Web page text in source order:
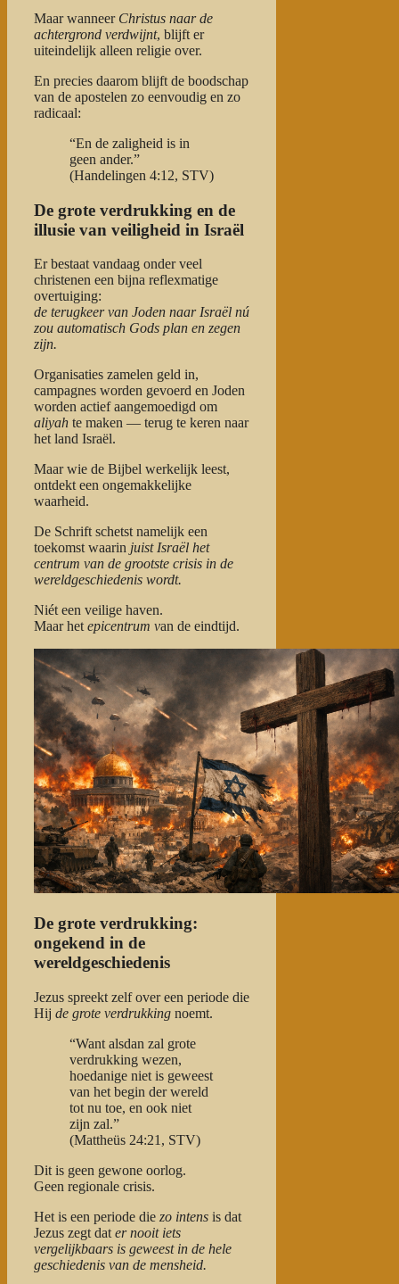
Maar wanneer Christus naar de
achtergrond verdwijnt, blijft er
uiteindelijk alleen religie over.
En precies daarom blijft de boodschap
van de apostelen zo eenvoudig en zo
radicaal:
“En de zaligheid is in
geen ander.”
(Handelingen 4:12, STV)
De grote verdrukking en de
illusie van veiligheid in Israël
Er bestaat vandaag onder veel
christenen een bijna reflexmatige
overtuiging:
de terugkeer van Joden naar Israël nú
zou automatisch Gods plan en zegen
zijn.
Organisaties zamelen geld in,
campagnes worden gevoerd en Joden
worden actief aangemoedigd om
aliyah te maken — terug te keren naar
het land Israël.
Maar wie de Bijbel werkelijk leest,
ontdekt een ongemakkelijke
waarheid.
De Schrift schetst namelijk een
toekomst waarin juist Israël het
centrum van de grootste crisis in de
wereldgeschiedenis wordt.
Niét een veilige haven.
Maar hetepicentrum van de eindtijd.
De grote verdrukking:
ongekend in de
wereldgeschiedenis
Jezus spreekt zelf over een periode die
Hij de grote verdrukking noemt.
“Want alsdan zal grote
verdrukking wezen,
hoedanige niet is geweest
van het begin der wereld
tot nu toe, en ook niet
zijn zal.”
(Mattheüs 24:21, STV)
Dit is geen gewone oorlog.
Geen regionale crisis.
Het is een periode die zo intens is dat
Jezus zegt dat er nooit iets
vergelijkbaars is geweest in de hele
geschiedenis van de mensheid.